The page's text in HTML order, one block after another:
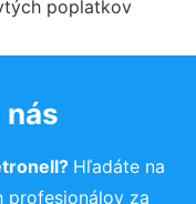
poplatkov
Hľadáte na
profesionálov za